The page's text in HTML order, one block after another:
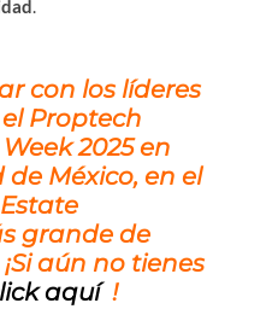
.
con los líderes
Proptech
2025en
México, en el
grande de
aún no tienes
aquí !